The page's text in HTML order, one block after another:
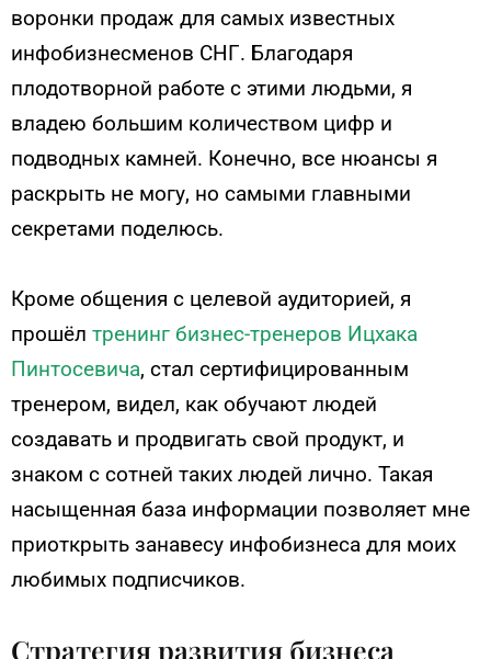
воронки продаж для самых известных
инфобизнесменов СНГ. Благодаря
плодотворной работе с этими людьми, я
владею большим количеством цифр и
подводных камней. Конечно, все нюансы я
раскрыть не могу, но самыми главными
секретами поделюсь.
Кроме общения с целевой аудиторией, я
прошёл тренинг бизнес-тренеров Ицхака
Пинтосевича, стал сертифицированным
тренером, видел, как обучают людей
создавать и продвигать свой продукт, и
знаком с сотней таких людей лично. Такая
насыщенная база информации позволяет мне
приоткрыть занавесу инфобизнеса для моих
любимых подписчиков.
Стратегия развития бизнеса